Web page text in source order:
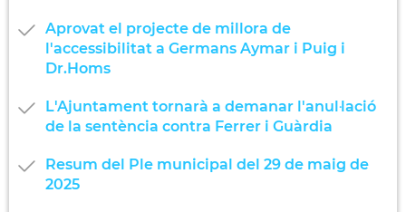
Aprovat el projecte de millora de
l'accessibilitat a Germans Aymar i Puig i
Dr.Homs
L'Ajuntament tornarà a demanar l'anul·lació
de la sentència contra Ferrer i Guàrdia
Resum del Ple municipal del 29 de maig de
2025